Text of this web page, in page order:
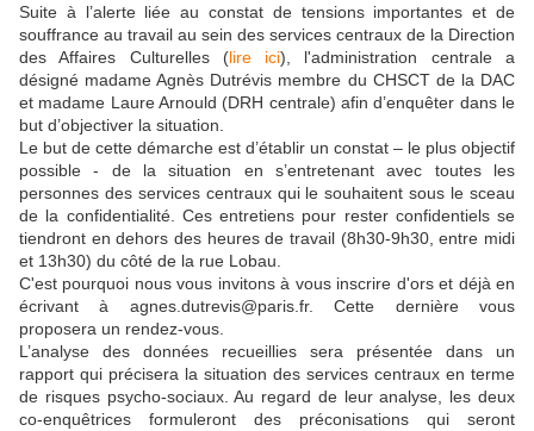
Suite à l’alerte liée au constat de tensions importantes et de
souffrance au travail au sein des services centraux de la Direction
des Affaires Culturelles (lire ici), l'administration centrale a
désigné madame Agnès Dutrévis membre du CHSCT de la DAC
et madame Laure Arnould (DRH centrale) afin d’enquêter dans le
but d’objectiver la situation.
Le but de cette démarche est d’établir un constat – le plus objectif
possible - de la situation en s’entretenant avec toutes les
personnes des services centraux qui le souhaitent sous le sceau
de la confidentialité. Ces entretiens pour rester confidentiels se
tiendront en dehors des heures de travail (8h30-9h30, entre midi
et 13h30) du côté de la rue Lobau.
C'est pourquoi nous vous invitons à vous inscrire d'ors et déjà en
écrivant à agnes.dutrevis@paris.fr. Cette dernière vous
proposera un rendez-vous
L’analyse des données recueillies sera présentée dans un
rapport qui précisera la situation des services centraux en terme
de risques psycho-sociaux. Au regard de leur analyse, les deux
co-enquêtrices formuleront des préconisations qui seront